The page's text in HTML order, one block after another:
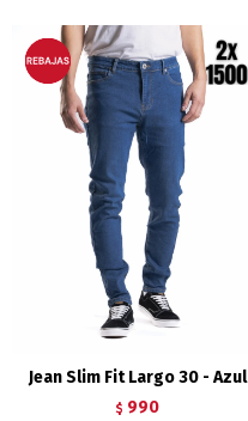
Jean Slim Fit Largo 30 - Azul
$ 990